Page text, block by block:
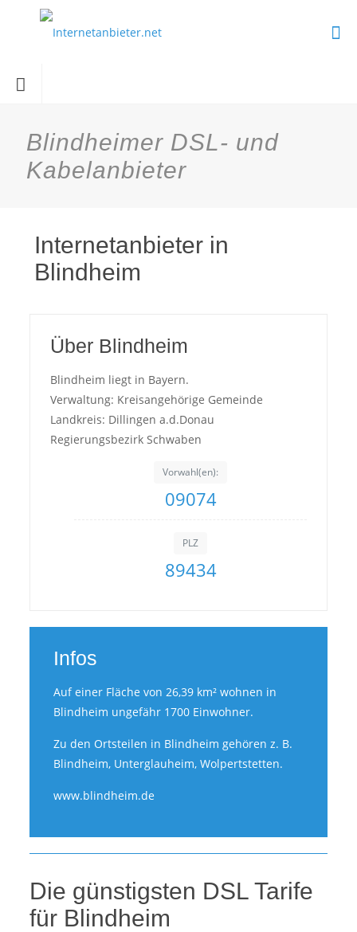
Blindheimer DSL- und
Kabelanbieter
Internetanbieter in
Blindheim
Über Blindheim
Blindheim liegt in Bayern.
Verwaltung: Kreisangehörige Gemeinde
Landkreis: Dillingen a.d.Donau
Regierungsbezirk Schwaben
Vorwahl(en):
09074
PLZ
89434
Infos
Auf einer Fläche von 26,39 km² wohnen in
Blindheim ungefähr 1700 Einwohner.
Zu den Ortsteilen in Blindheim gehören z. B.
Blindheim, Unterglauheim, Wolpertstetten.
www.blindheim.de
Die günstigsten DSL Tarife
für Blindheim